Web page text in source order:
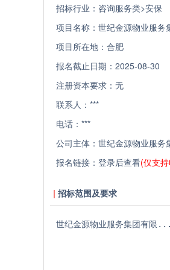
招标行业： 咨询服务类>安保
项目名称： 世纪金源物业服务
项目所在地： 合肥
报名截止日期： 2025-08-30
注册资本要求： 无
联系人： ***
电话： ***
公司主体： 世纪金源物业服务
报名链接： 登录后查看(仅支
招标范围及要求
世纪金源物业服务集团有限...